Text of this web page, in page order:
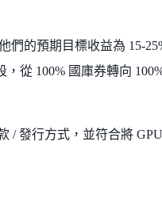
們的預期目標收益為 15-
從 100% 國庫券轉向
/ 發行方式，並符合將